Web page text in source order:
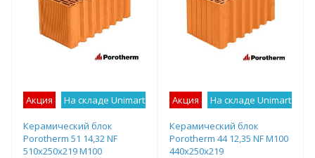
Акция На складе Unimart Лучшее предложение
Керамический блок
Porotherm 51 14,32 NF
510х250х219 М100
Акция На складе Unimart
Керамический блок
Porotherm 44 12,35 NF М100
440x250x219